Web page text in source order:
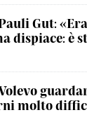
Gut:
dispiace: è
molto